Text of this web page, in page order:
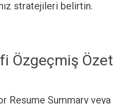
stratejileri belirtin.
Özgeçmiş Özet
Resume Summary veya